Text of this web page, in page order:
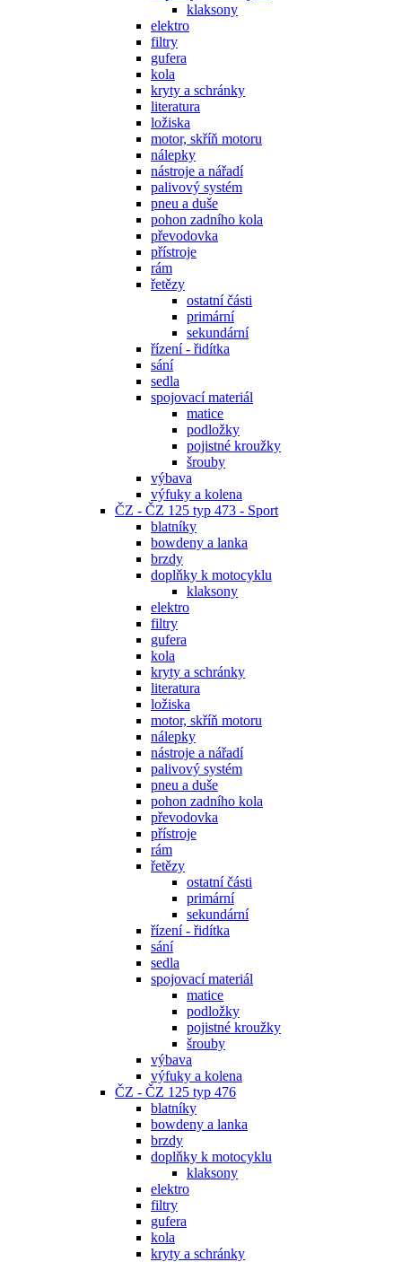
klaksony
elektro
filtry
gufera
kola
kryty a schránky
literatura
ložiska
motor, skříň motoru
nálepky
nástroje a nářadí
palivový systém
pneu a duše
pohon zadního kola
převodovka
přístroje
rám
řetězy
ostatní části
primární
sekundární
řízení - řidítka
sání
sedla
spojovací materiál
matice
podložky
pojistné kroužky
šrouby
výbava
výfuky a kolena
ČZ - ČZ 125 typ 473 - Sport
blatníky
bowdeny a lanka
brzdy
doplňky k motocyklu
klaksony
elektro
filtry
gufera
kola
kryty a schránky
literatura
ložiska
motor, skříň motoru
nálepky
nástroje a nářadí
palivový systém
pneu a duše
pohon zadního kola
převodovka
přístroje
rám
řetězy
ostatní části
primární
sekundární
řízení - řidítka
sání
sedla
spojovací materiál
matice
podložky
pojistné kroužky
šrouby
výbava
výfuky a kolena
ČZ - ČZ 125 typ 476
blatníky
bowdeny a lanka
brzdy
doplňky k motocyklu
klaksony
elektro
filtry
gufera
kola
kryty a schránky